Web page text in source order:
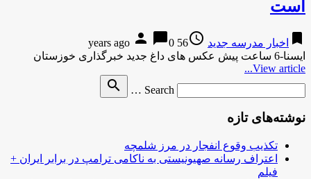
است
bookmark اخبار مدرسه جدید access_time
56 years ago
person chat_bubble0
ایسنا-6 ساعت پیش عکس های داغ جدید خبرگذاری خوزستان
View article...
Search …
search
نوشته‌های تازه
تکذیب وقوع انفجار در مرز شلمچه
اعتراف رسانه صهیونیستی به ناکامی ترامپ در برابر ایران +
فیلم